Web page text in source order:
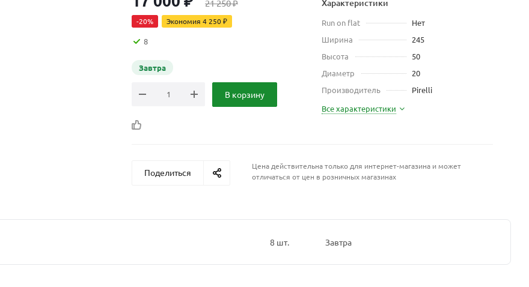
21 250₽
-20% Экономия 4 250₽
8
Завтра
В корзину
Характеристики
Run on flat
Нет
Ширина
245
Высота
50
Диаметр
20
Производитель
Pirelli
Все характеристики
Поделиться
Цена действительна только для интернет-магазина и может
отличаться от цен в розничных магазинах
8 шт. Завтра